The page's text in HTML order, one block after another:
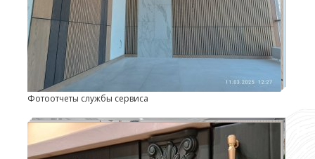
Фотоотчеты службы сервиса